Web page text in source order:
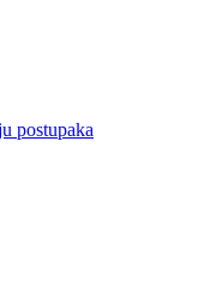
postupaka